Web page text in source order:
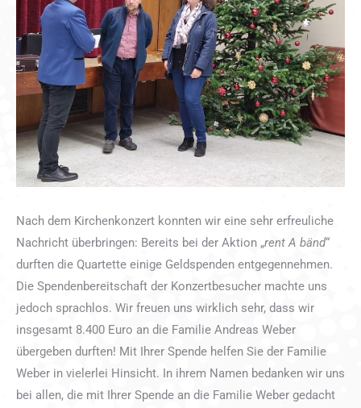
Nach dem Kirchenkonzert konnten wir eine sehr erfreuliche
Nachricht überbringen: Bereits bei der Aktion „rent A bänd“
durften die Quartette einige Geldspenden entgegennehmen.
Die Spendenbereitschaft der Konzertbesucher machte uns
jedoch sprachlos. Wir freuen uns wirklich sehr, dass wir
insgesamt 8.400 Euro an die Familie Andreas Weber
übergeben durften! Mit Ihrer Spende helfen Sie der Familie
Weber in vielerlei Hinsicht. In ihrem Namen bedanken wir uns
bei allen, die mit Ihrer Spende an die Familie Weber gedacht